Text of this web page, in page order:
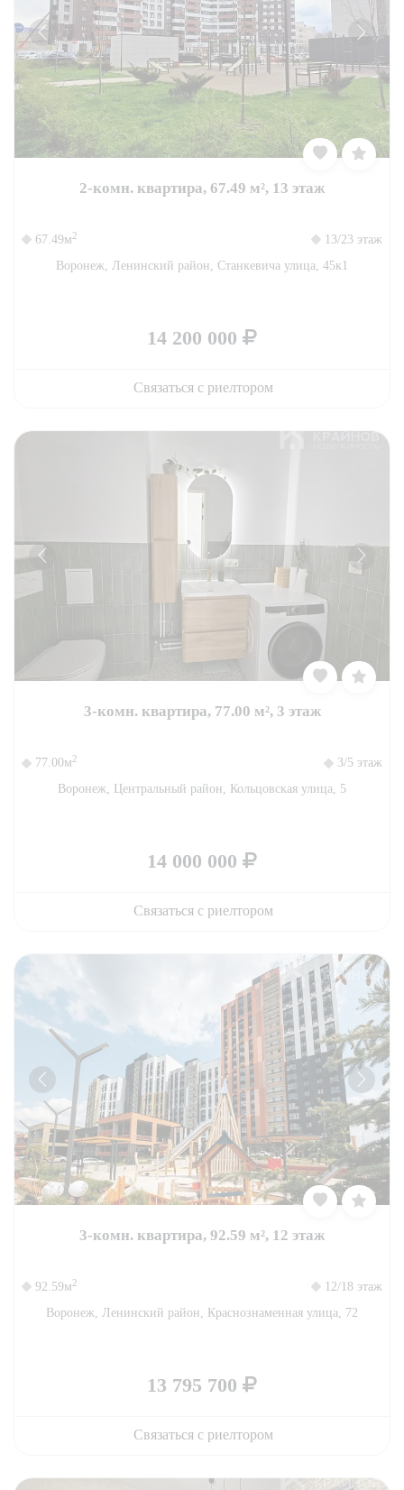
2-комн. квартира, 67.49 м², 13 этаж
67.49м2
13/23 этаж
Воронеж, Ленинский район, Станкевича улица, 45к1
14 200 000
Связаться с риелтором
3-комн. квартира, 77.00 м², 3 этаж
77.00м2
3/5 этаж
Воронеж, Центральный район, Кольцовская улица, 5
14 000 000
Связаться с риелтором
3-комн. квартира, 92.59 м², 12 этаж
92.59м2
12/18 этаж
Воронеж, Ленинский район, Краснознаменная улица, 72
13 795 700
Связаться с риелтором